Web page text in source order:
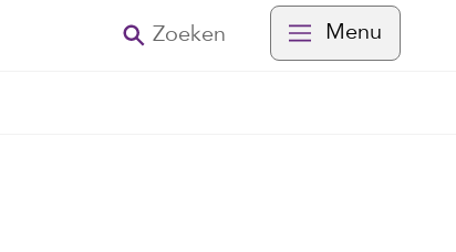
Zoeken Menu